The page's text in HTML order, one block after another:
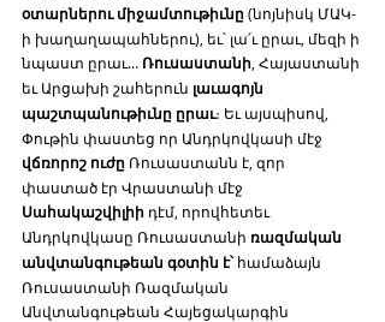
օտարներու միջամտութիւնը (նոյնիսկ ՄԱԿ-
ի խաղաղապահներու), եւ՝ լա՛ւ ըրաւ, մեզի ի
նպաստ ըրաւ… Ռուսաստանի , Հայաստանի
եւ Արցախի շահերուն լաւագոյն
պաշտպանութիւնը ըրաւ։ Եւ այսպիսով,
Փութին փաստեց որ Անդրկովկասի մէջ
վճռորոշ ուժը Ռուսաստանն է, զոր
փաստած էր Վրաստանի մէջ
Սահակաշվիլիի դէմ, որովհետեւ
Անդրկովկասը Ռուսաստանի ռազմական
անվտանգութեան գօտին է՝ համաձայն
Ռուսաստանի Ռազմական
Անվտանգութեան Հայեցակարգին